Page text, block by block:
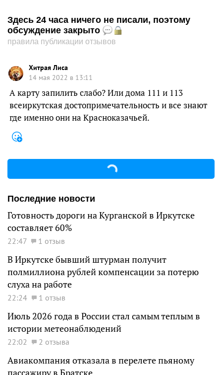
Здесь 24 часа ничего не писали, поэтому
обсуждение закрыто
правила публикации отзывов
Хитрая Лиса
14 мая 2022 в 13:11
А карту запилить слабо? Или дома 111 и 113
всеиркутская достопримечательность и все знают
где именно они на Красноказачьей.
Последние новости
Готовность дороги на Курганской в Иркутске
составляет 60%
22:47 1 отзыв
В Иркутске бывший штурман получит
полмиллиона рублей компенсации за потерю
слуха на работе
22:24 1 отзыв
Июль 2026 года в России стал самым теплым в
истории метеонаблюдений
22:02 2 отзыва
Авиакомпания отказала в перелете пьяному
пассажиру в Братске